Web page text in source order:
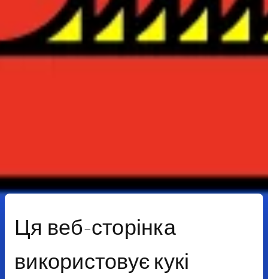
Ця веб-сторінка
використовує кукі